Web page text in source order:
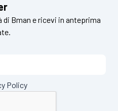
Bman e ricevi in anteprima
Policy